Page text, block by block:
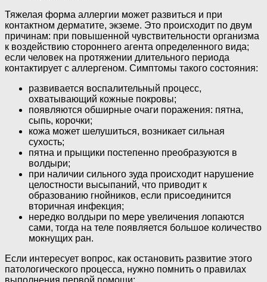
Тяжелая форма аллергии может развиться и при
контактном дерматите, экземе. Это происходит по двум
причинам: при повышенной чувствительности организма
к воздействию стороннего агента определенного вида;
если человек на протяжении длительного периода
контактирует с аллергеном. Симптомы такого состояния:
развивается воспалительный процесс,
охватывающий кожные покровы;
появляются обширные очаги поражения: пятна,
сыпь, корочки;
кожа может шелушиться, возникает сильная
сухость;
пятна и прыщики постепенно преобразуются в
волдыри;
при наличии сильного зуда происходит нарушение
целостности высыпаний, что приводит к
образованию гнойников, если присоединится
вторичная инфекция;
нередко волдыри по мере увеличения лопаются
сами, тогда на теле появляется большое количество
мокнущих ран.
Если интересует вопрос, как остановить развитие этого
патологического процесса, нужно помнить о правилах
выполнения первой помощи: